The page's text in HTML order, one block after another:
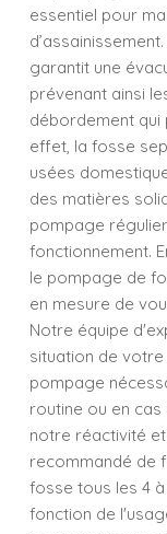
essentiel pour
garantit une
prévenant ainsi
débordement qui
effet, la fosse
usées
des matières
pompage
fonctionnement.
le pompage de
en mesure de
Notre équipe
situation de
pompage
routine ou en
notre réactivité
recommandé de
fosse tous les 4
fonction de